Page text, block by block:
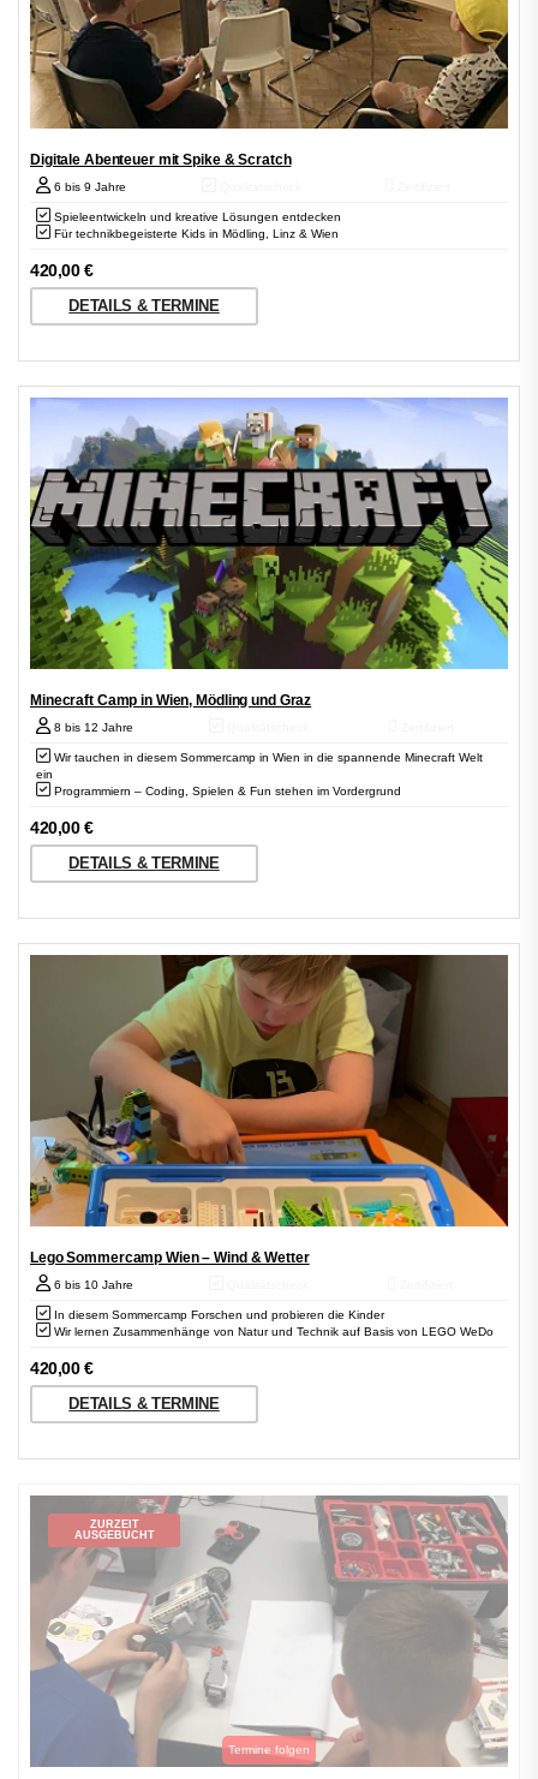
Digitale Abenteuer mit Spike & Scratch
6 bis 9 Jahre
Spieleentwickeln und kreative Lösungen entdecken
Für technikbegeisterte Kids in Mödling, Linz & Wien
420,00€
DETAILS & TERMINE
Minecraft Camp in Wien, Mödling und Graz
8 bis 12 Jahre
Wir tauchen in diesem Sommercamp in Wien in die spannende Minecraft Welt
ein
Programmiern – Coding, Spielen & Fun stehen im Vordergrund
420,00€
DETAILS & TERMINE
Lego Sommercamp Wien – Wind & Wetter
6 bis 10 Jahre
In diesem Sommercamp Forschen und probieren die Kinder
Wir lernen Zusammenhänge von Natur und Technik auf Basis von LEGO WeDo
420,00€
DETAILS & TERMINE
ZURZEIT
AUSGEBUCHT